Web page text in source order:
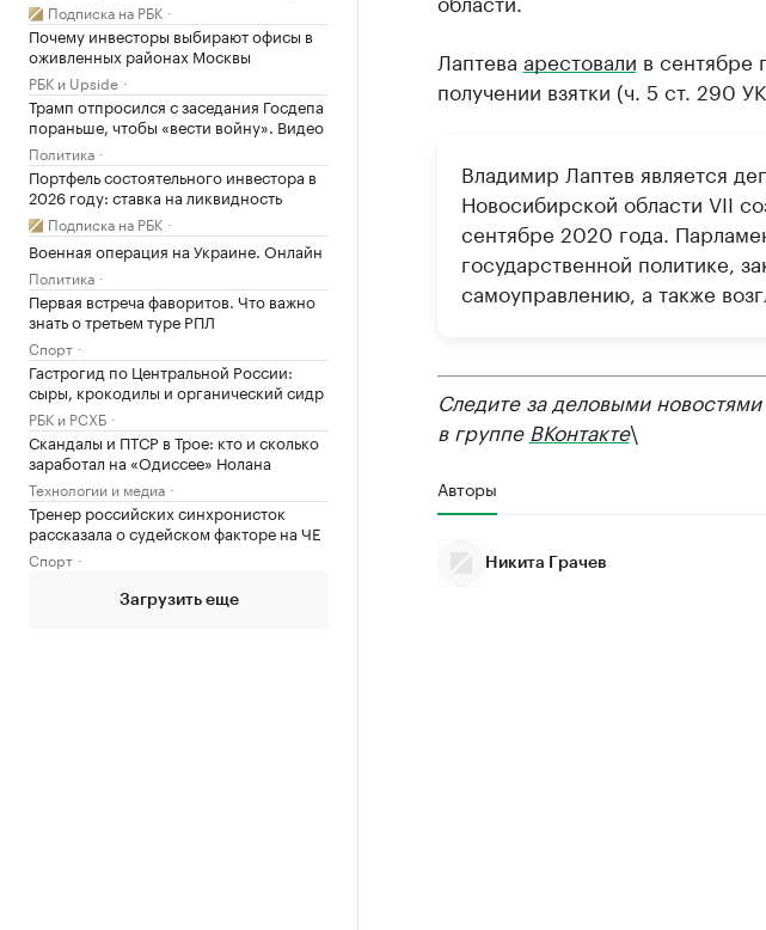
Подписка на РБК
Почему инвесторы выбирают офисы в
оживленных районах Москвы
РБК и Upside
Трамп отпросился с заседания Госдепа
пораньше, чтобы «вести войну». Видео
Политика
Портфель состоятельного инвестора в
2026 году: ставка на ликвидность
Подписка на РБК
Военная операция на Украине. Онлайн
Политика
Первая встреча фаворитов. Что важно
знать о третьем туре РПЛ
Спорт
Гастрогид по Центральной России:
сыры, крокодилы и органический сидр
РБК и РСХБ
Скандалы и ПТСР в Трое: кто и сколько
заработал на «Одиссее» Нолана
Технологии и медиа
Тренер российских синхронисток
рассказала о судейском факторе на ЧЕ
Спорт
Загрузить еще
Лаптева арестовали в сентябре
получении взятки (ч. 5 ст. 290
Владимир Лаптев является
Новосибирской области VII
сентябре 2020 года.
государственной политике,
самоуправлению, а также
Следите за деловыми
в группе ВКонтакте\
Авторы
Никита Грачев